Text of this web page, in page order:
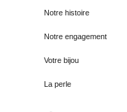
Notre histoire
Notre engagement
Votre bijou
La perle